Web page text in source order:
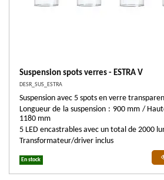
Suspension spots verres - ESTRA V
DESR_SUS_ESTRA
Suspension avec 5 spots en verre
Longueur de la suspension : 900 mm /
1180 mm
5 LED encastrables avec un total de 2000
Transformateur/driver inclus
En stock